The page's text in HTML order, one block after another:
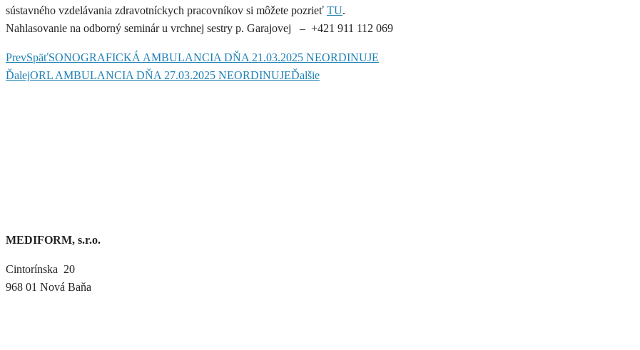
sústavného vzdelávania zdravotníckych pracovníkov si môžete pozrieť TU.
Nahlasovanie na odborný seminár u vrchnej sestry p. Garajovej – +421 911 112 069
PrevSpäťSONOGRAFICKÁ AMBULANCIA DŇA 21.03.2025 NEORDINUJE
ĎalejORL AMBULANCIA DŇA 27.03.2025 NEORDINUJEĎalšie
MEDIFORM, s.r.o.
Cintorínska 20
968 01 Nová Baňa